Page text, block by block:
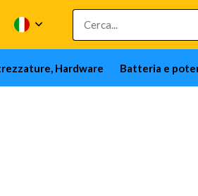
Hardware Batteria e